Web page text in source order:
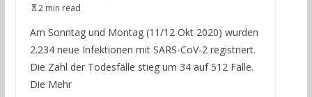
2 min read
Am Sonntag und Montag (11/12 Okt 2020) wurden
2.234 neue Infektionen mit SARS-CoV-2 registriert.
Die Zahl der Todesfälle stieg um 34 auf 512 Fälle.
Die Mehr